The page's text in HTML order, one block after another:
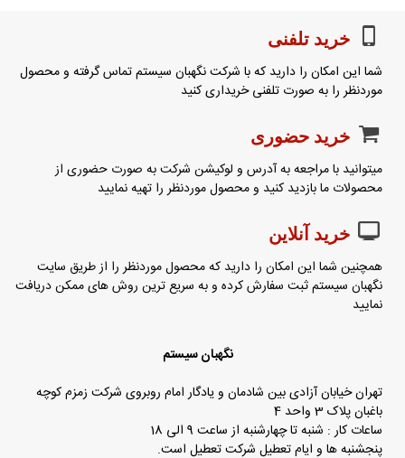
خرید تلفنی
شما این امکان را دارید که با شرکت نگهبان سیستم تماس گرفته و محصول
موردنظر را به صورت تلفنی خریداری کنید
خرید حضوری
میتوانید با مراجعه به آدرس و لوکیشن شرکت به صورت حضوری از
محصولات ما بازدید کنید و محصول موردنظر را تهیه نمایید
خرید آنلاین
همچنین شما این امکان را دارید که محصول موردنظر را از طریق سایت
نگهبان سیستم ثبت سفارش کرده و به سریع ترین روش های ممکن دریافت
نمایید
نگهبان سیستم
تهران خیابان آزادی بین شادمان و یادگار امام روبروی شرکت زمزم کوچه
باغبان پلاک 3 واحد 4
ساعات کار : شنبه تا چهارشنبه از ساعت 9 الی 18
پنجشنبه ها و ایام تعطیل شرکت تعطیل است.